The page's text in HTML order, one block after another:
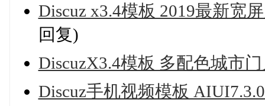
Discuz x3.4模板 2019最新宽
回复)
DiscuzX3.4模板 多配色城市
Discuz手机视频模板